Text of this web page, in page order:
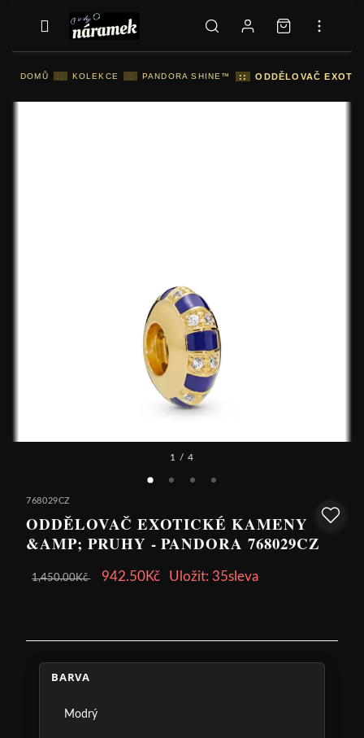
DOMŮ :: KOLEKCE :: PANDORA SHINE™ :: ODDĚLOVAČ
1 / 4
768029CZ
ODDĚLOVAČ EXOTICKÉ KAMENY
&AMP; PRUHY - PANDORA 768029CZ
1,450.00Kč 942.50Kč Uložit: 35sleva
BARVA
Modrý